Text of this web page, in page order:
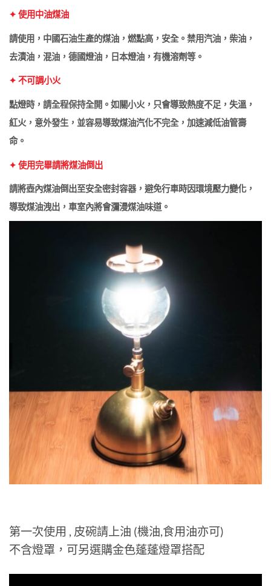
✦ 使用中油煤油
請使用，中國石油生產的煤油，燃點高，安全。禁用汽油，柴油，
去漬油，混油，德國燈油，日本燈油，有機溶劑等。
✦ 不可調小火
點燈時，請全程保持全開。如關小火，只會導致熱度不足，失溫，
紅火，意外發生，並容易導致煤油汽化不完全，加速減低油管壽
命。
✦ 使用完畢請將煤油倒出
請將壺內煤油倒出至安全密封容器，避免行車時因環境壓力變化，
導致煤油洩出，車室內將會瀰漫煤油味道。
第一次使用 , 皮碗請上油 (機油,食用油亦可)
不含燈罩，可另選購金色蓬蓬燈罩搭配